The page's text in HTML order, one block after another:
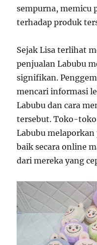
sempurna, memicu
terhadap produk
Sejak Lisa terlihat
penjualan Labubu
signifikan.
mencari informasi
Labubu dan cara
tersebut. Toko-
Labubu
baik secara online
dari mereka yang